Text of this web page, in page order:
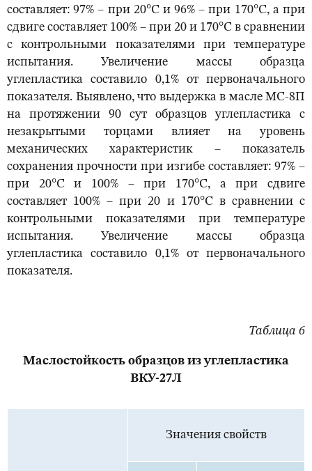
составляет: 97% – при 20°С и 96% – при 170°С, а при
сдвиге составляет 100% – при 20 и 170°С в сравнении
с контрольными показателями при температуре
испытания. Увеличение массы образца
углепластика составило 0,1% от первоначального
показателя. Выявлено, что выдержка в масле МС-8П
на протяжении 90 сут образцов углепластика с
незакрытыми торцами влияет на уровень
механических характеристик – показатель
сохранения прочности при изгибе составляет: 97% –
при 20°С и 100% – при 170°С, а при сдвиге
составляет 100% – при 20 и 170°С в сравнении с
контрольными показателями при температуре
испытания. Увеличение массы образца
углепластика составило 0,1% от первоначального
показателя.
Таблица 6
Маслостойкость образцов из углепластика
ВКУ-27Л
Значения свойств